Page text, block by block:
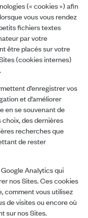
(« cookies ») afin
vous vous rendez
fichiers textes
par votre
être placés sur votre
(cookies internes)
d’enregistrer vos
et d’améliorer
en se souvenant de
des dernières
recherches que
de rester
Analytics qui
nos Sites. Ces cookies
comment vous utilisez
de visites ou encore où
sur nos Sites.